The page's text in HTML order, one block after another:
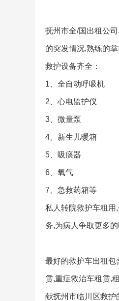
抚州市全/国出租公
的突发情况,熟练的
救护设备齐全：
1、全自动呼吸机
2、心电监护仪
3、微量泵
4、新生儿暖箱
5、吸痰器
6、氧气
7、急救药箱等
私人转院救护车租用
务,为病人争取更多
最好的救护车出租包
赁,重症救治车租赁,
献抚州市临川区救护